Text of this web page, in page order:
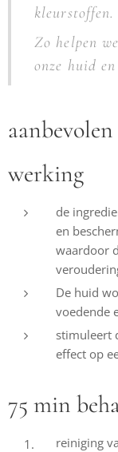
kleurstoffen.
Zo helpen
onze huid
werking
de
en
waardoor
De huid
voedende
stimuleert
effect op
75 min
reiniging